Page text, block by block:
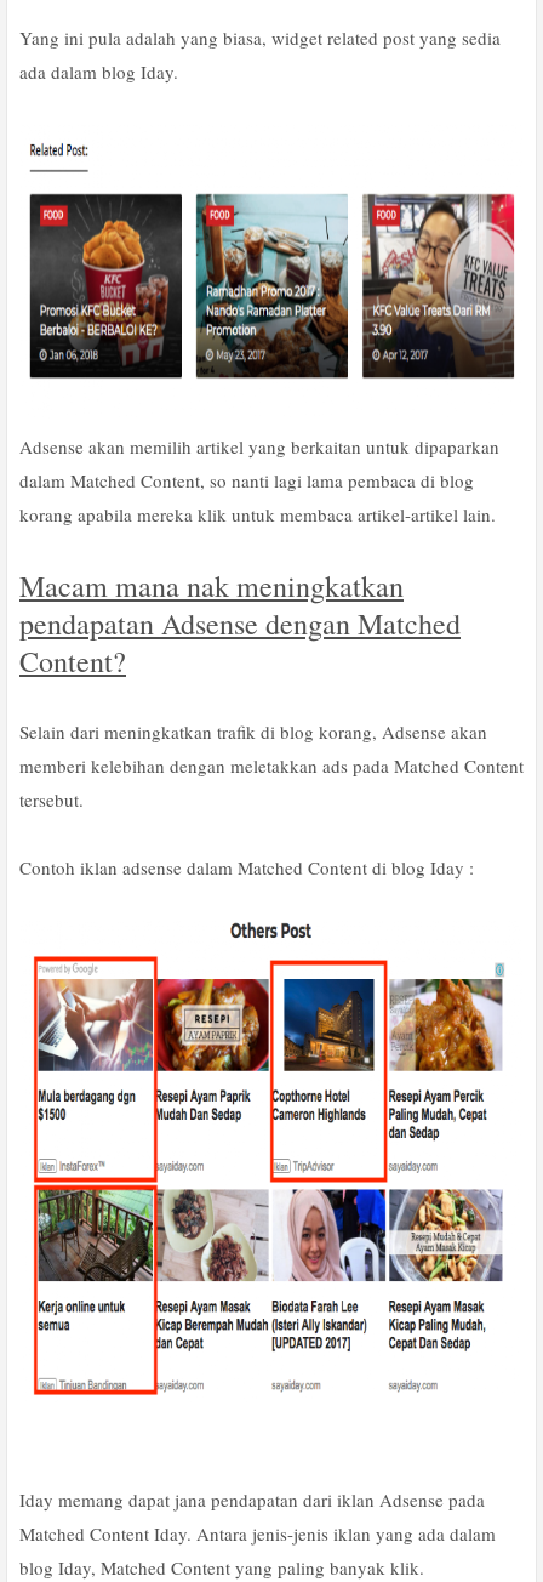
Yang ini pula adalah yang biasa, widget related post yang sedia
ada dalam blog Iday.
Adsense akan memilih artikel yang berkaitan untuk dipaparkan
dalam Matched Content, so nanti lagi lama pembaca di blog
korang apabila mereka klik untuk membaca artikel-artikel lain.
Macam mana nak meningkatkan
pendapatan Adsense dengan Matched
Content?
Selain dari meningkatkan trafik di blog korang, Adsense akan
memberi kelebihan dengan meletakkan ads pada Matched Content
tersebut.
Contoh iklan adsense dalam Matched Content di blog Iday :
Iday memang dapat jana pendapatan dari iklan Adsense pada
Matched Content Iday. Antara jenis-jenis iklan yang ada dalam
blog Iday, Matched Content yang paling banyak klik.